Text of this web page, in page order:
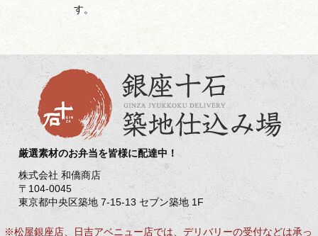
す。
厳選素材のお弁当を皆様に配達中！
株式会社 和僑商店
〒104-0045
東京都中央区築地 7-15-13 セブン築地 1F
※松屋銀座店、日吉アベニュー店では、デリバリーの受付などは承っ